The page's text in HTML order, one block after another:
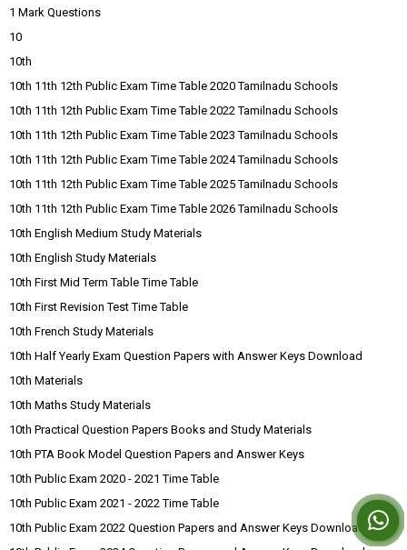
1 Mark Questions
10
10th
10th 11th 12th Public Exam Time Table 2020 Tamilnadu Schools
10th 11th 12th Public Exam Time Table 2022 Tamilnadu Schools
10th 11th 12th Public Exam Time Table 2023 Tamilnadu Schools
10th 11th 12th Public Exam Time Table 2024 Tamilnadu Schools
10th 11th 12th Public Exam Time Table 2025 Tamilnadu Schools
10th 11th 12th Public Exam Time Table 2026 Tamilnadu Schools
10th English Medium Study Materials
10th English Study Materials
10th First Mid Term Table Time Table
10th First Revision Test Time Table
10th French Study Materials
10th Half Yearly Exam Question Papers with Answer Keys Download
10th Materials
10th Maths Study Materials
10th Practical Question Papers Books and Study Materials
10th PTA Book Model Question Papers and Answer Keys
10th Public Exam 2020 - 2021 Time Table
10th Public Exam 2021 - 2022 Time Table
10th Public Exam 2022 Question Papers and Answer Keys Download